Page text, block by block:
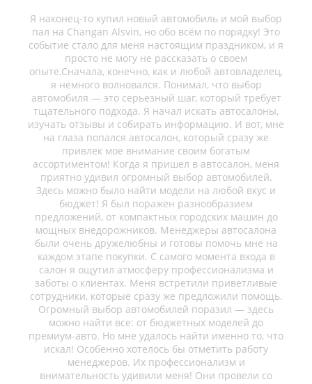
Я наконец-то купил новый автомобиль и мой выбор
пал на Changan Alsvin, но обо всём по порядку! Это
событие стало для меня настоящим праздником, и я
просто не могу не рассказать о своем
опыте.Сначала, конечно, как и любой автовладелец,
я немного волновался. Понимал, что выбор
автомобиля — это серьезный шаг, который требует
тщательного подхода. Я начал искать автосалоны,
изучать отзывы и собирать информацию. И вот, мне
на глаза попался автосалон, который сразу же
привлек мое внимание своим богатым
ассортиментом! Когда я пришел в автосалон, меня
приятно удивил огромный выбор автомобилей.
Здесь можно было найти модели на любой вкус и
бюджет! Я был поражен разнообразием
предложений, от компактных городских машин до
мощных внедорожников. Менеджеры автосалона
были очень дружелюбны и готовы помочь мне на
каждом этапе покупки. С самого момента входа в
салон я ощутил атмосферу профессионализма и
заботы о клиентах. Меня встретили приветливые
сотрудники, которые сразу же предложили помощь.
Огромный выбор автомобилей поразил — здесь
можно найти все: от бюджетных моделей до
премиум-авто. Но мне удалось найти именно то, что
искал! Особенно хотелось бы отметить работу
менеджеров. Их профессионализм и
внимательность удивили меня! Они провели со